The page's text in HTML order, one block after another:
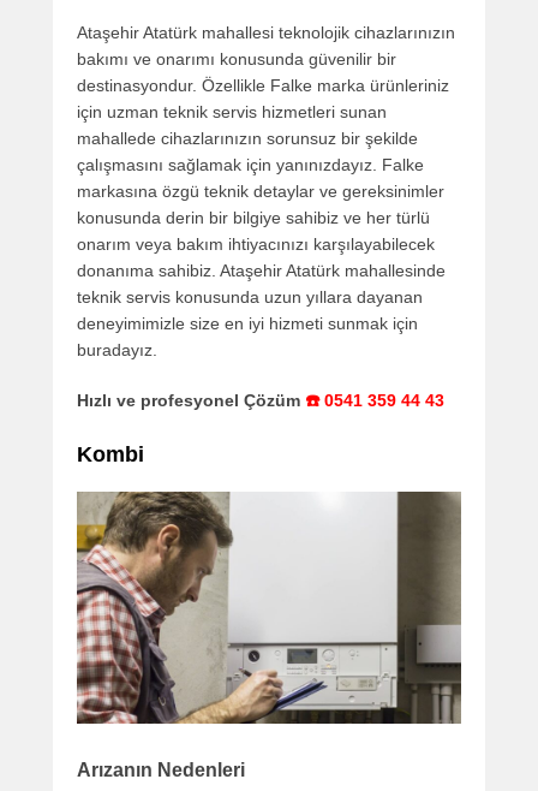
Ataşehir Atatürk mahallesi teknolojik cihazlarınızın
bakımı ve onarımı konusunda güvenilir bir
destinasyondur. Özellikle Falke marka ürünleriniz
için uzman teknik servis hizmetleri sunan
mahallede cihazlarınızın sorunsuz bir şekilde
çalışmasını sağlamak için yanınızdayız. Falke
markasına özgü teknik detaylar ve gereksinimler
konusunda derin bir bilgiye sahibiz ve her türlü
onarım veya bakım ihtiyacınızı karşılayabilecek
donanıma sahibiz. Ataşehir Atatürk mahallesinde
teknik servis konusunda uzun yıllara dayanan
deneyimimizle size en iyi hizmeti sunmak için
buradayız.
Hızlı ve profesyonel Çözüm ☎️ 0541 359 44 43
Kombi
Arızanın Nedenleri